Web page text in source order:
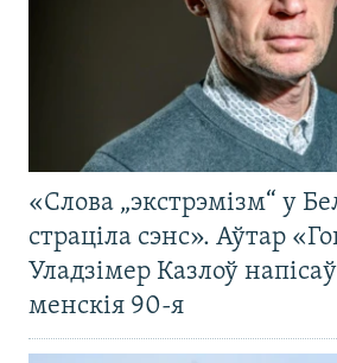
«Слова „экстрэмізм“ у
страціла сэнс». Аўтар
Уладзімер Казлоў
менскія 90-я